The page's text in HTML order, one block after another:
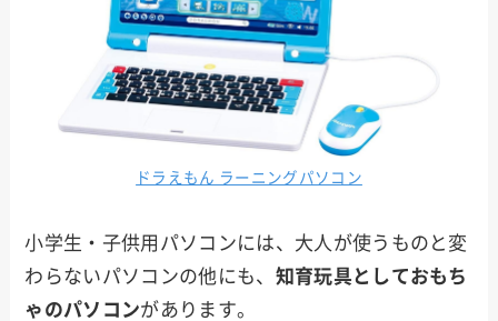
ドラえもん ラーニングパソコン
小学生・子供用パソコンには、大人が使うものと変
わらないパソコンの他にも、 知育玩具としておもち
ゃのパソコンがあります。